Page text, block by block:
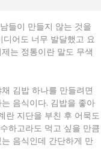
들이 만들지 않는 것을
어도 너무 발달했고 요
는 정통이란 말도 무색
김밥 하나를 만들려면
음식이다. 김밥을 좋아
란 지단을 부친 후 어묵도
하고라도 먹고 싶을 만큼
음식인데 간단하게 만